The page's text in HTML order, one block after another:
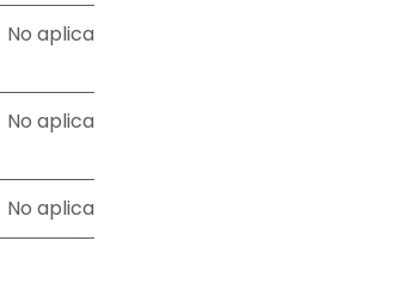
No aplica
No aplica
No aplica